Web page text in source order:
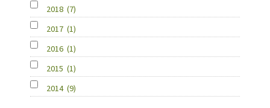
2018 (7)
2017 (1)
2016 (1)
2015 (1)
2014 (9)